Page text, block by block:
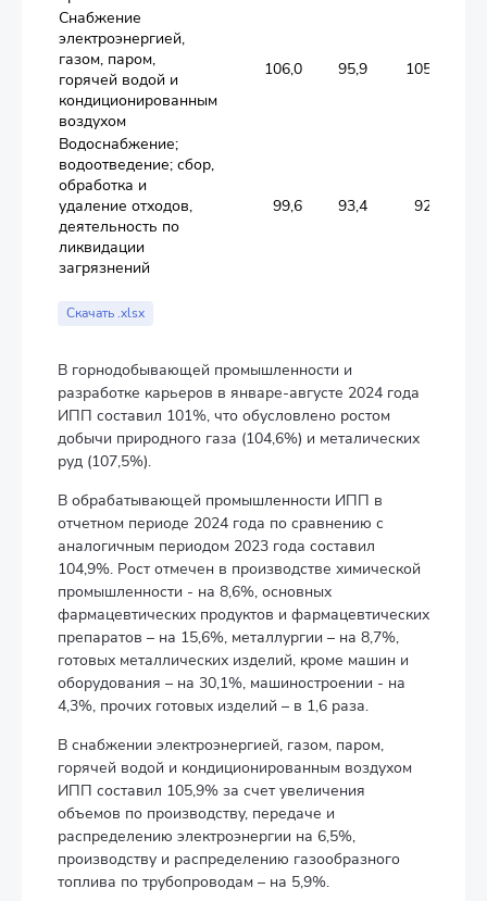
Снабжение
электроэнергией,
газом, паром,
горячей водой и
кондиционированным
воздухом
106,0 95,9 105,3
Водоснабжение;
водоотведение; сбор,
обработка и
удаление отходов,
деятельность по
ликвидации
загрязнений
99,6 93,4 92,2
Скачать .xlsx
В горнодобывающей промышленности и
разработке карьеров в январе-августе 2024 года
ИПП составил 101%, что обусловлено ростом
добычи природного газа (104,6%) и металических
руд (107,5%).
В обрабатывающей промышленности ИПП в
отчетном периоде 2024 года по сравнению с
аналогичным периодом 2023 года составил
104,9%. Рост отмечен в производстве химической
промышленности - на 8,6%, основных
фармацевтических продуктов и фармацевтических
препаратов – на 15,6%, металлургии – на 8,7%,
готовых металлических изделий, кроме машин и
оборудования – на 30,1%, машиностроении - на
4,3%, прочих готовых изделий – в 1,6 раза.
В снабжении электроэнергией, газом, паром,
горячей водой и кондиционированным воздухом
ИПП составил 105,9% за счет увеличения
объемов по производству, передаче и
распределению электроэнергии на 6,5%,
производству и распределению газообразного
топлива по трубопроводам – на 5,9%.